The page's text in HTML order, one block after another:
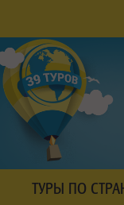
ТУРЫ ПО